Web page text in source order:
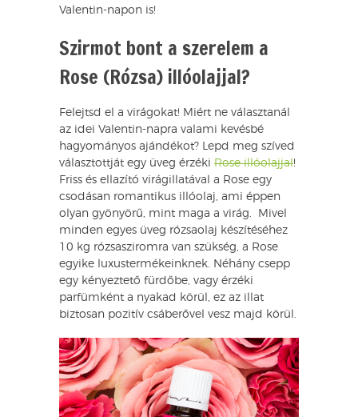
Valentin-napon is!
Szirmot bont a szerelem a
Rose (Rózsa) illóolajjal?
Felejtsd el a virágokat! Miért ne választanál
az idei Valentin-napra valami kevésbé
hagyományos ajándékot? Lepd meg szíved
választottját egy üveg érzéki Rose illóolajjal!
Friss és ellazító virágillatával a Rose egy
csodásan romantikus illóolaj, ami éppen
olyan gyönyörű, mint maga a virág. Mivel
minden egyes üveg rózsaolaj készítéséhez
10 kg rózsasziromra van szükség, a Rose
egyike luxustermékeinknek. Néhány csepp
egy kényeztető fürdőbe, vagy érzéki
parfümként a nyakad körül, ez az illat
biztosan pozitív csáberővel vesz majd körül.